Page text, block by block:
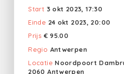
Start 3 okt 2023, 17:30
Einde 24 okt 2023, 20:00
Prijs € 95.00
Regio Antwerpen
Locatie Noordpoort
2060 Antwerpen